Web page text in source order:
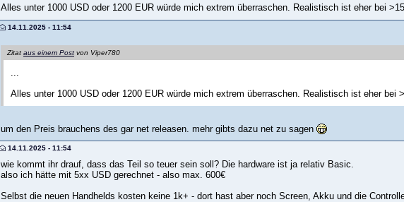
Alles unter 1000 USD oder 1200 EUR würde mich extrem überraschen. Realistisch ist eher bei
14.11.2025 - 11:54
Zitat aus einem Post von Viper780
Alles unter 1000 USD oder 1200 EUR würde mich extrem überraschen. Realistisch ist eher bei
um den Preis brauchens des gar net releasen. mehr gibts dazu net zu sagen
14.11.2025 - 11:54
wie kommt ihr drauf, dass das Teil so teuer sein soll? Die hardware ist ja relativ Basic.
also ich hätte mit 5xx USD gerechnet - also max. 600€
Selbst die neuen Handhelds kosten keine 1k+ - dort hast aber noch Screen, Akku und die